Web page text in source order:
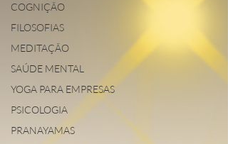
COGNIÇÃO
FILOSOFIAS
MEDITAÇÃO
SAÚDE MENTAL
YOGA PARA EMPRESAS
PSICOLOGIA
PRANAYAMAS